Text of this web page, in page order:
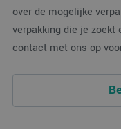
over de mogelijke
verpakking die je
contact met ons op